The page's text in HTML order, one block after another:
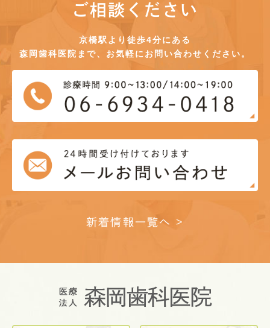
ご相談ください
京橋駅より徒歩4分にある
森岡歯科医院まで、お気軽にお問い合わせください。
新着情報一覧へ >